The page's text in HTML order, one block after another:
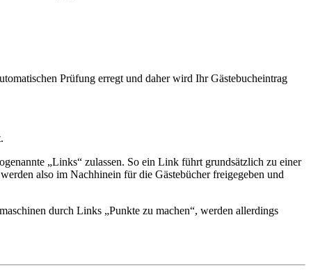
Prüfung erregt und daher wird Ihr Gästebucheintrag
„Links“ zulassen. So ein Link führt grundsätzlich zu einer
also im Nachhinein für die Gästebücher freigegeben und
durch Links „Punkte zu machen“, werden allerdings